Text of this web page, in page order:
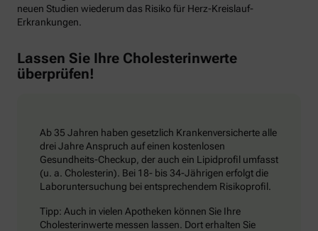
neuen Studien wiederum das Risiko für Herz-Kreislauf-
Erkrankungen.
Lassen Sie Ihre Cholesterinwerte
überprüfen!
Ab 35 Jahren haben gesetzlich Krankenversicherte alle
drei Jahre Anspruch auf einen kostenlosen
Gesundheits-Checkup, der auch ein Lipidprofil umfasst
(u. a. Cholesterin). Bei 18- bis 34-Jährigen erfolgt die
Laboruntersuchung bei entsprechendem Risikoprofil.
Tipp: Auch in vielen Apotheken können Sie Ihre
Cholesterinwerte messen lassen. Dort erhalten Sie